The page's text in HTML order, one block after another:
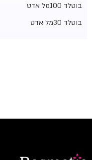
בוטלד 100מל אדט
בוטלד 30מל אדט